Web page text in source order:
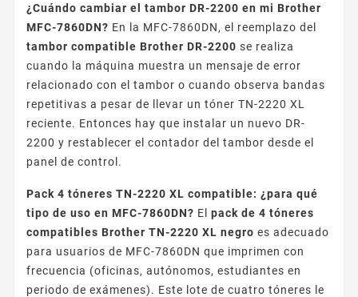
¿Cuándo cambiar el tambor DR-2200 en mi Brother
MFC-7860DN? En la MFC-7860DN, el reemplazo del
tambor compatible Brother DR-2200 se realiza
cuando la máquina muestra un mensaje de error
relacionado con el tambor o cuando observa bandas
repetitivas a pesar de llevar un tóner TN-2220 XL
reciente. Entonces hay que instalar un nuevo DR-
2200 y restablecer el contador del tambor desde el
panel de control.
Pack 4 tóneres TN-2220 XL compatible: ¿para qué
tipo de uso en MFC-7860DN? El pack de 4 tóneres
compatibles Brother TN-2220 XL negro es adecuado
para usuarios de MFC-7860DN que imprimen con
frecuencia (oficinas, autónomos, estudiantes en
periodo de exámenes). Este lote de cuatro tóneres le